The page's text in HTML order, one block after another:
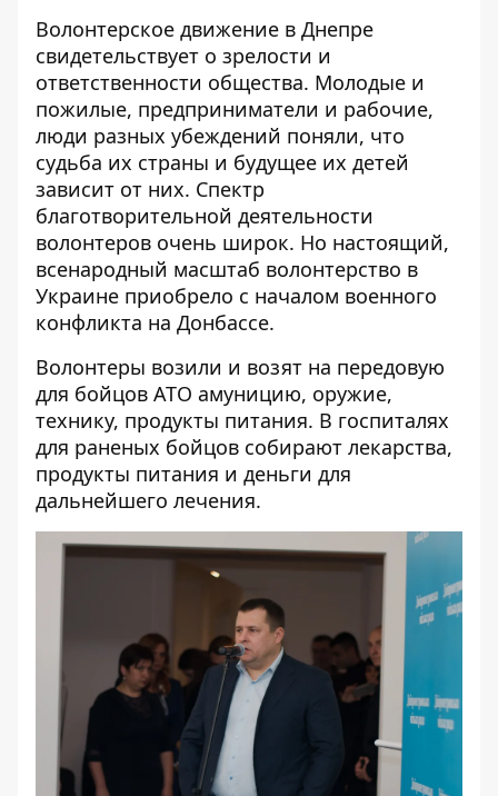
Волонтерское движение в Днепре
свидетельствует о зрелости и
ответственности общества. Молодые и
пожилые, предприниматели и рабочие,
люди разных убеждений поняли, что
судьба их страны и будущее их детей
зависит от них. Спектр
благотворительной деятельности
волонтеров очень широк. Но настоящий,
всенародный масштаб волонтерство в
Украине приобрело с началом военного
конфликта на Донбассе.
Волонтеры возили и возят на передовую
для бойцов АТО амуницию, оружие,
технику, продукты питания. В госпиталях
для раненых бойцов собирают лекарства,
продукты питания и деньги для
дальнейшего лечения.